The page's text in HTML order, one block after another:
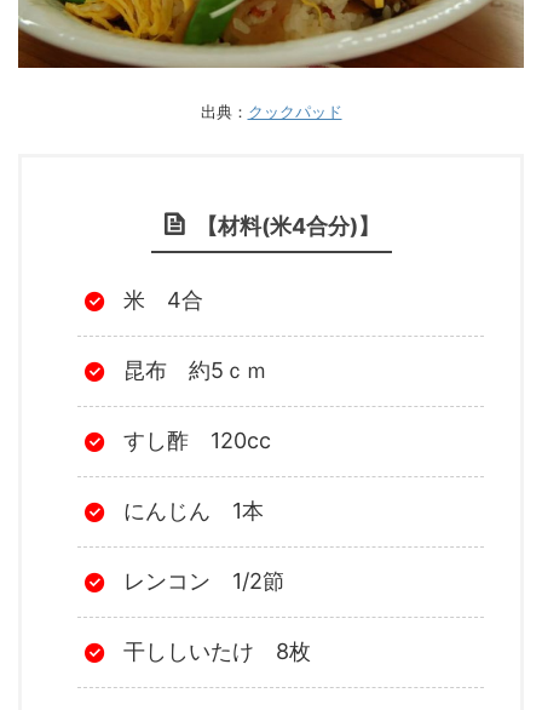
出典： クックパッド
【材料(米4合分)】
米 4合
昆布 約5ｃｍ
すし酢 120cc
にんじん 1本
レンコン 1/2節
干ししいたけ 8枚